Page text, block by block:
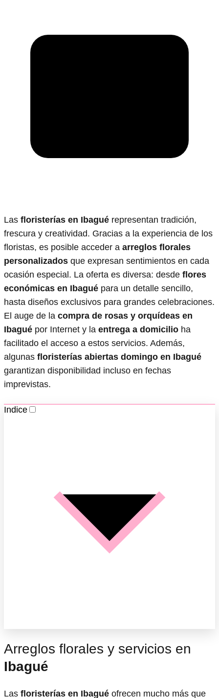
Las floristerías en Ibagué representan tradición,
frescura y creatividad. Gracias a la experiencia de los
floristas, es posible acceder a arreglos florales
personalizados que expresan sentimientos en cada
ocasión especial. La oferta es diversa: desde flores
económicas en Ibagué para un detalle sencillo,
hasta diseños exclusivos para grandes celebraciones.
El auge de la compra de rosas y orquídeas en
Ibagué por Internet y la entrega a domicilio ha
facilitado el acceso a estos servicios. Además,
algunas floristerías abiertas domingo en Ibagué
garantizan disponibilidad incluso en fechas
imprevistas.
Indice
Arreglos florales y servicios en
Ibagué
Las floristerías en Ibagué ofrecen mucho más que